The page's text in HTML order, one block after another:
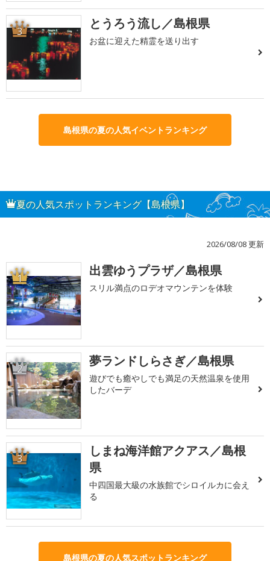
3 とうろう流し／島根県
お盆に迎えた精霊を送り出す
島根県の夏の人気イベントランキング
夏の人気スポットランキング【島根県】
2026/08/08 更新
1 出雲ゆうプラザ／島根県
スリル満点のロデオマウンテンを体験
2 夢ランドしらさぎ／島根県
遊びでも癒やしでも満足の天然温泉を使用
したバーデ
3
しまね海洋館アクアス／島根
県
中四国最大級の水族館でシロイルカに会え
る
島根県の夏の人気スポットランキング